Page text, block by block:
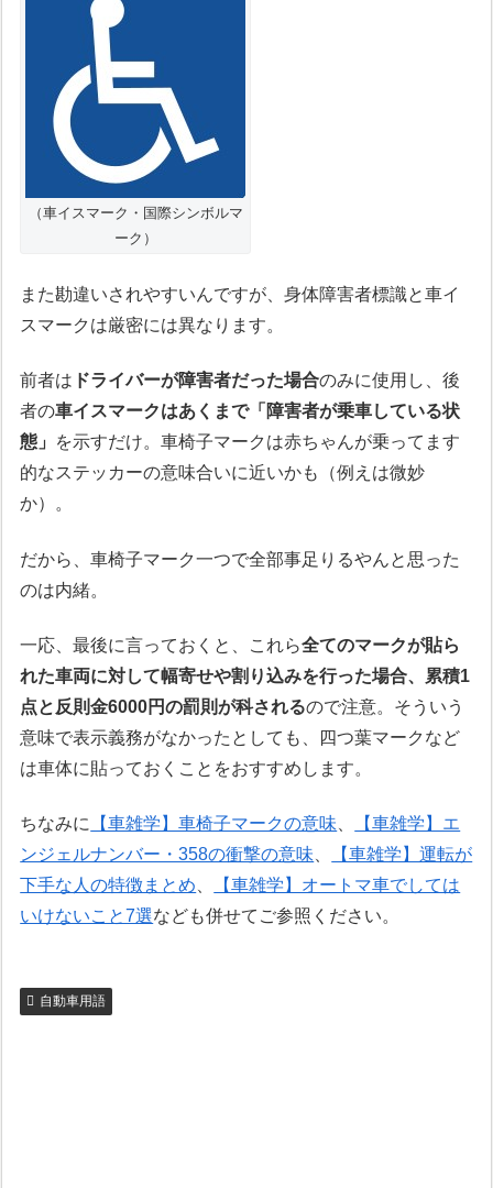
（車イスマーク・国際シンボルマ
ーク）
また勘違いされやすいんですが、身体障害者標識と車イ
スマークは厳密には異なります。
前者は ドライバーが障害者だった場合のみに使用し、後
者の車イスマークはあくまで「障害者が乗車している状
態」
を示すだけ。車椅子マークは赤ちゃんが乗ってます
的なステッカーの意味合いに近いかも（例えは微妙
か）。
だから、車椅子マーク一つで全部事足りるやんと思った
のは内緒。
一応、最後に言っておくと、これら全てのマークが貼ら
れた車両に対して幅寄せや割り込みを行った場合、累積1
点と反則金6000円の罰則が科されるので注意。そういう
意味で表示義務がなかったとしても、四つ葉マークなど
は車体に貼っておくことをおすすめします。
ちなみに 【車雑学】車椅子マークの意味
【車雑学】エ
ンジェルナンバー・358の衝撃の意味
【車雑学】運転が
下手な人の特徴まとめ
【車雑学】オートマ車でしては
いけないこと7選なども併せてご参照ください。
自動車用語